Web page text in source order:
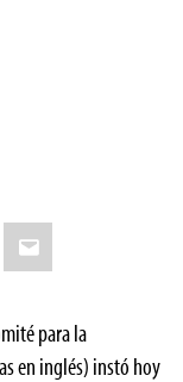
Email
para la
en inglés) instó hoy